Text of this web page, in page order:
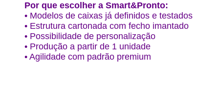
Por que escolher a Smart&Pronto:
• Modelos de caixas já definidos e testados
• Estrutura cartonada com fecho imantado
• Possibilidade de personalização
• Produção a partir de 1 unidade
• Agilidade com padrão premium